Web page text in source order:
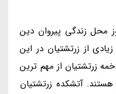
محل زندگی پیروان دین
از زرتشتیان در این
زرتشتیان از مهم ترین
آتشکده زرتشتیان